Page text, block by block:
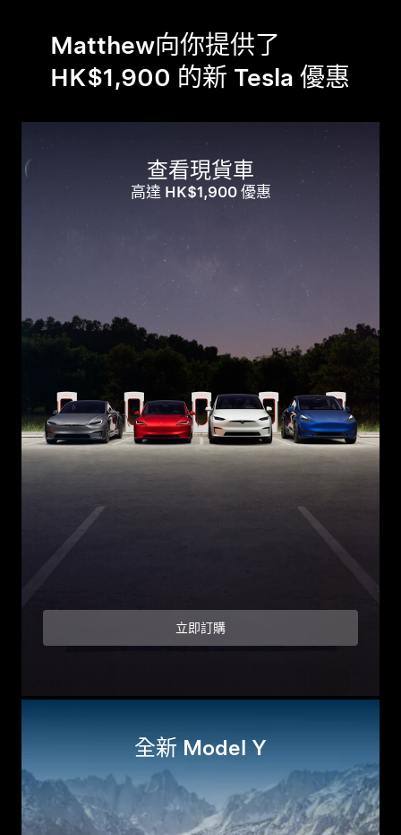
Matthew向你提供了
HK$1,900 的新 Tesla 優惠
查看現貨車
高達 HK$1,900 優惠
立即訂購
全新 Model Y